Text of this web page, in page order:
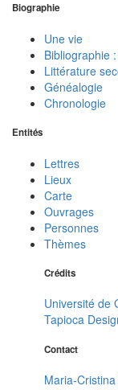
Biographie
Une vie
Bibliographie
Littérature
Généalogie
Chronologie
Entités
Lettres
Lieux
Carte
Ouvrages
Personnes
Thèmes
Crédits
Université de
Tapioca
Contact
Maria-